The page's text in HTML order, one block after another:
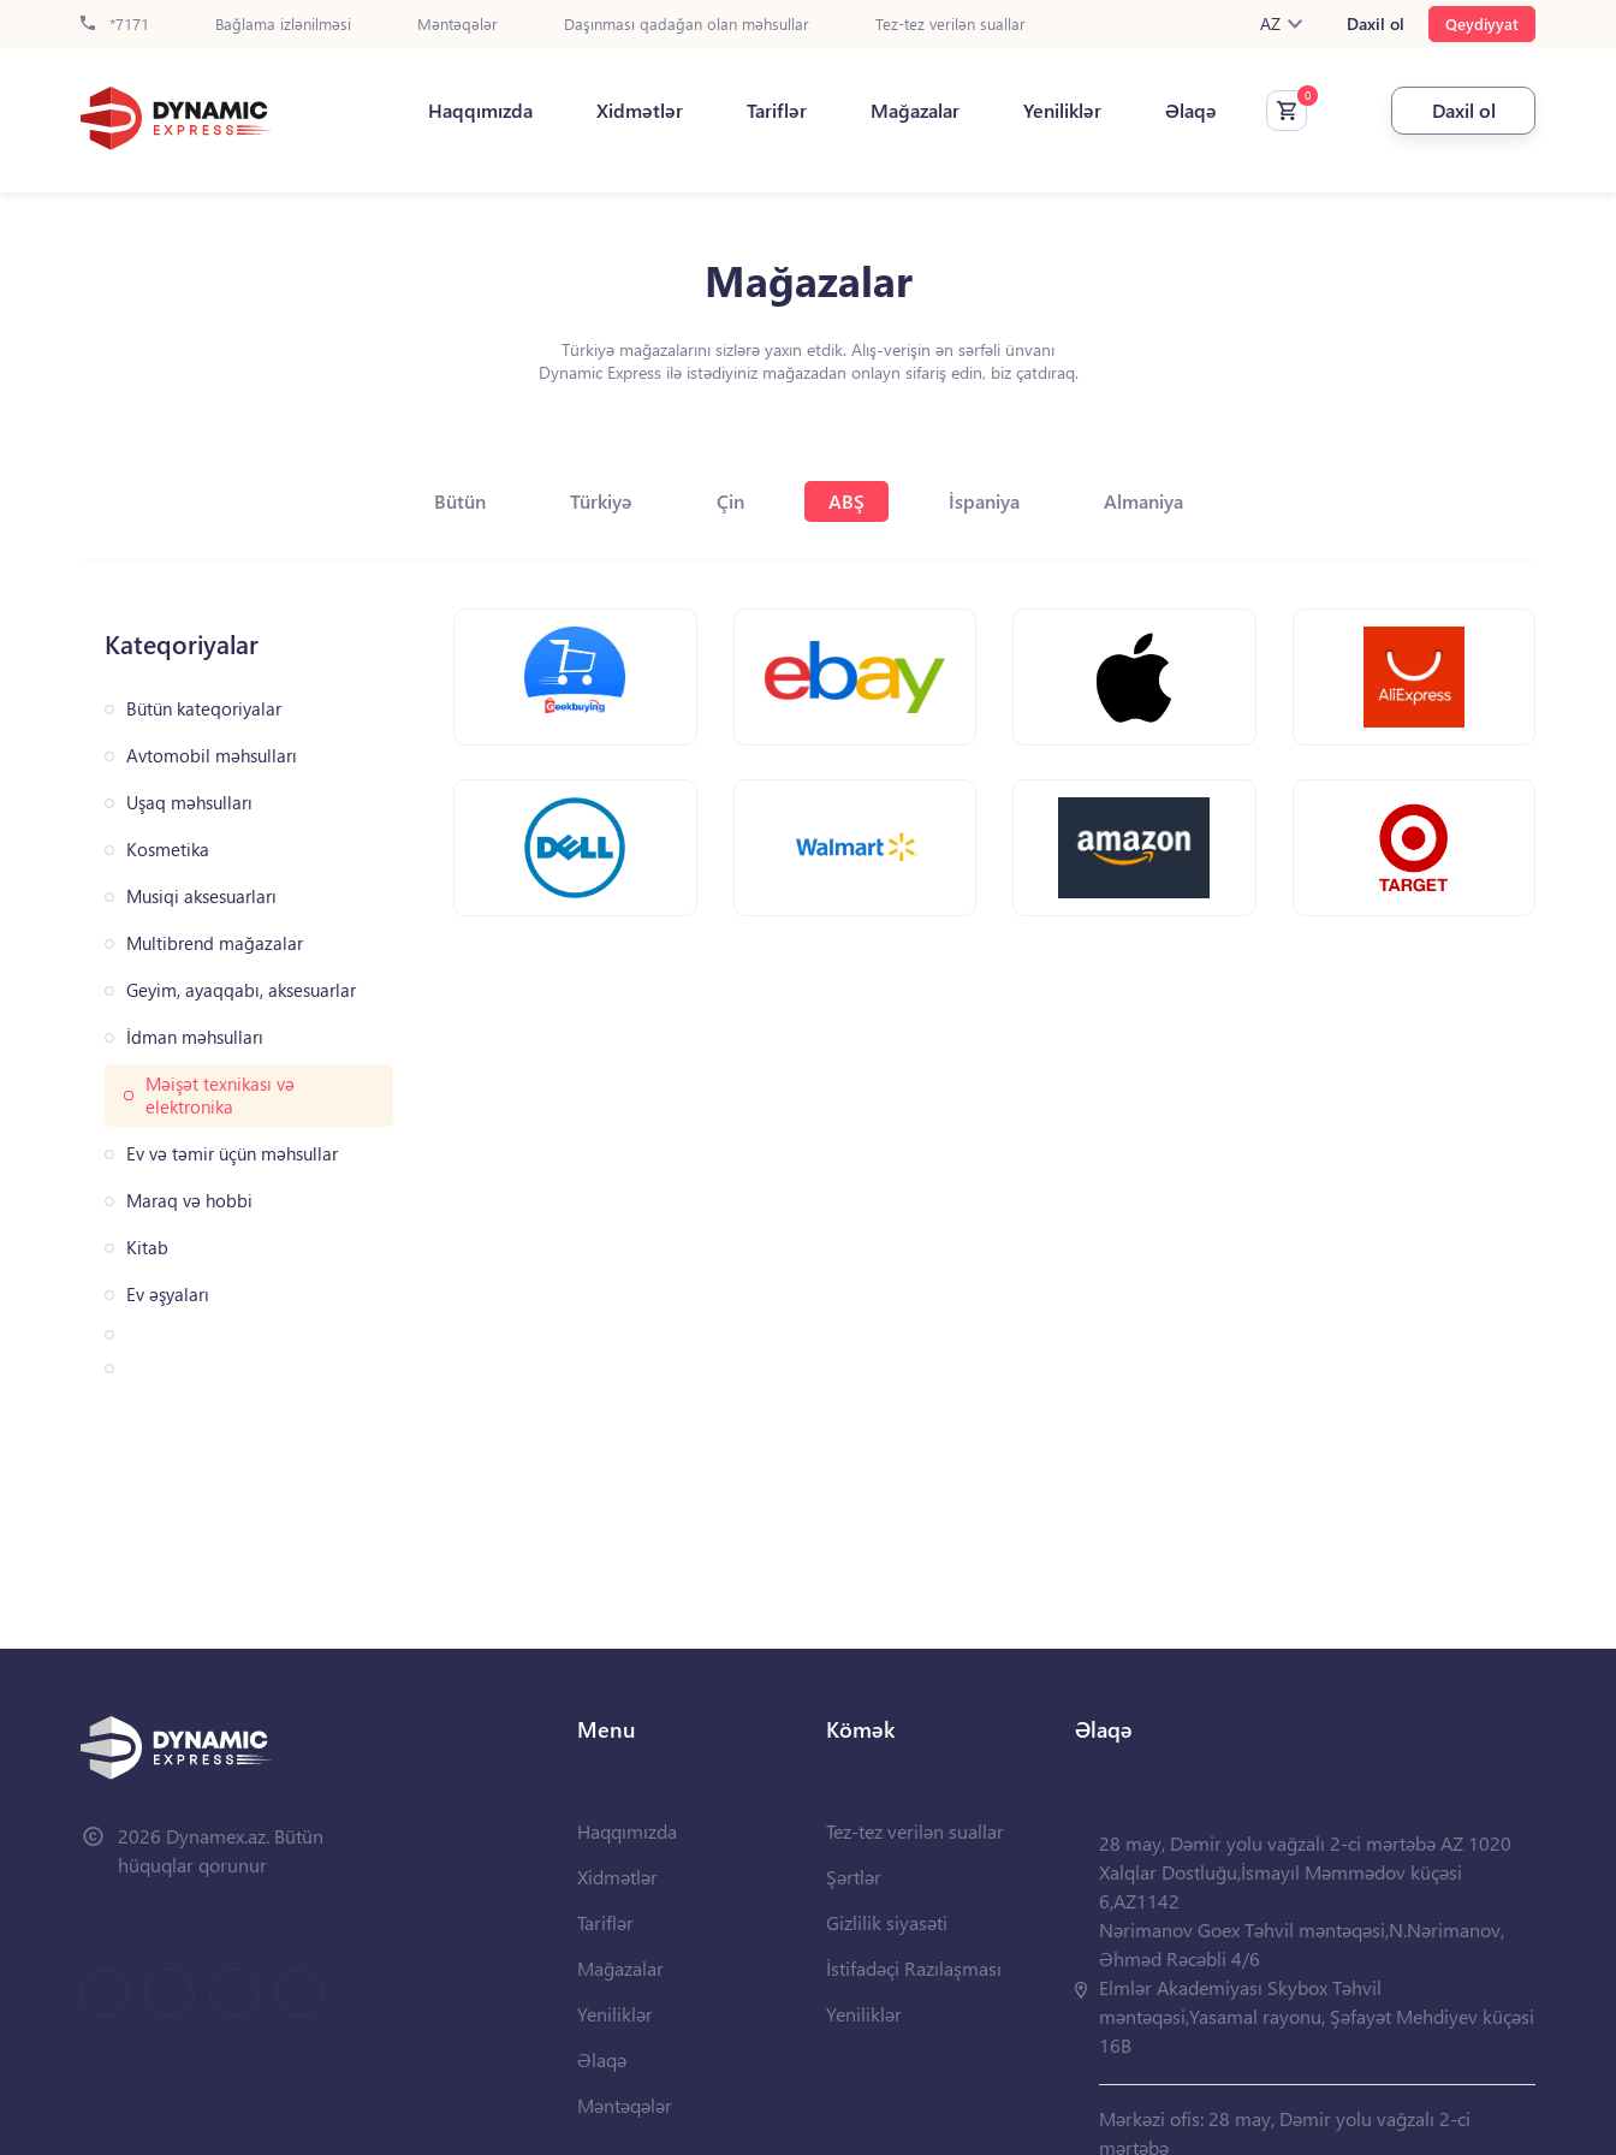
*7171 Bağlama izlənilməsi Məntəqələr Daşınması qadağan olan məhsullar Tez-tez verilən suallar AZ Daxil ol Qeydiyyat
Haqqımızda Xidmətlər Tariflər Mağazalar Yeniliklər Əlaqə Daxil ol
Mağazalar
Türkiyə mağazalarını sizlərə yaxın etdik. Alış-verişin ən sərfəli ünvanı
Dynamic Express ilə istədiyiniz mağazadan onlayn sifariş edin, biz çatdıraq.
Bütün Türkiyə Çin ABŞ İspaniya Almaniya
Kateqoriyalar
Bütün kateqoriyalar
Avtomobil məhsulları
Uşaq məhsulları
Kosmetika
Musiqi aksesuarları
Multibrend mağazalar
Geyim, ayaqqabı, aksesuarlar
İdman məhsulları
Məişət texnikası və
elektronika
Ev və təmir üçün məhsullar
Maraq və hobbi
Kitab
Ev əşyaları
2026 Dynamex.az. Bütün
hüquqlar qorunur
Menu
Haqqımızda
Xidmətlər
Tariflər
Mağazalar
Yeniliklər
Əlaqə
Məntəqələr
Kömək
Tez-tez verilən suallar
Şərtlər
Gizlilik siyasəti
İstifadəçi Razılaşması
Yeniliklər
Əlaqə
28 may, Dəmir yolu vağzalı 2-ci mərtəbə AZ 1020
Xalqlar Dostluğu,İsmayıl Məmmədov küçəsi
6,AZ1142
Nərimanov Goex Təhvil məntəqəsi,N.Nərimanov,
Əhməd Rəcəbli 4/6
Elmlər Akademiyası Skybox Təhvil
məntəqəsi,Yasamal rayonu, Şəfayət Mehdiyev küçəsi
16B
Mərkəzi ofis: 28 may, Dəmir yolu vağzalı 2-ci
mərtəbə